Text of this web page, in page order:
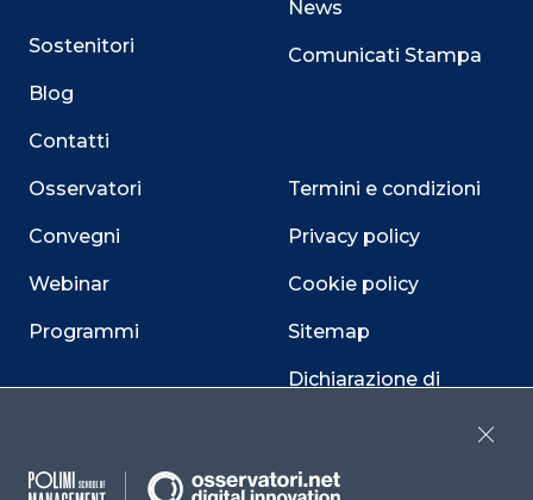
Sostenitori
Blog
Contatti
Osservatori
Convegni
Webinar
Programmi
News
Comunicati Stampa
Termini e condizioni
Privacy policy
Cookie policy
Sitemap
Dichiarazione di